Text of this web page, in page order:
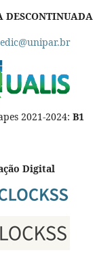
DESCONTINUADA
2021-2024: B1
Digital